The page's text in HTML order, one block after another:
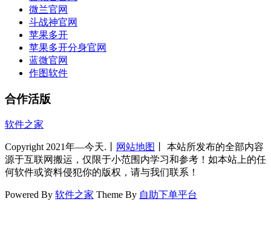
微兰官网
斗战神官网
苹果多开
苹果多开分身官网
蓝微官网
作图软件
合作活版
软件之家
Copyright 2021年—今天.丨 网站地图
丨 本站所发布的全部内容
源于互联网搬运，仅限于小范围内学习和参考！如本站上的任
何软件或资料侵犯你的版权，请与我们联系！
Powered By 软件之家 Theme By 自助下单平台